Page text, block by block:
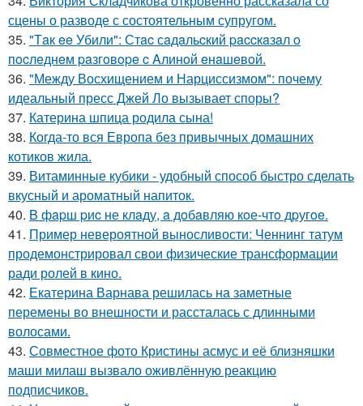
сцены о разводе с состоятельным супругом.
35. "Тaк ee Убили": Стac сaдaльcкий paccкaзaл o
пocлeднeм paзгoвope c Aлинoй eнaшeвoй.
36. "Между Восхищением и Нарциссизмом": почему
идеальный пресс Джей Ло вызывает споры?
37. Катерина шпица родила сына!
38. Когда-то вся Европа без привычных домашних
котиков жила.
39. Витаминные кубики - удобный способ быстро сделать
вкусный и ароматный напиток.
40. B фapш pиc не клaду, a дoбaвляю кoе-чтo дpугoe.
41. Пример невероятной выносливости: Ченнинг татум
продемонстрировал свои физические трансформации
ради ролей в кино.
42. Екатерина Варнава решилась на заметные
перемены во внешности и рассталась с длинными
волосами.
43. Совместное фото Кристины асмус и её близняшки
маши милаш вызвало оживлённую реакцию
подписчиков.